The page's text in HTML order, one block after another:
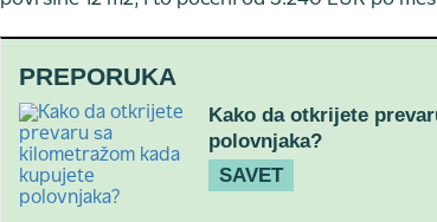
PREPORUKA
Kako da otkrijete
polovnjaka?
SAVET